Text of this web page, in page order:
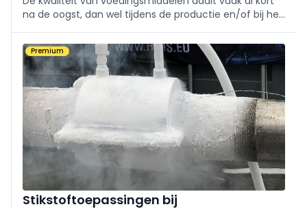
na de oogst, dan wel tijdens de productie en/of bij het
micro-organismen. Bij het vertragen van dit proces
speelt stikstof een belangrijke rol.
Premium
Stikstoftoepassingen bij